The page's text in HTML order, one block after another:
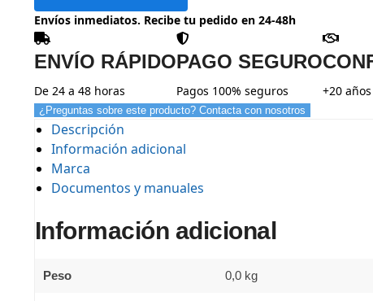
Envíos inmediatos. Recibe tu pedido en 24-48h
ENVÍO RÁPIDO
De 24 a 48 horas
PAGO SEGURO
Pagos 100% seguros +20
¿Preguntas sobre este producto? Contacta con nosotros
Descripción
Información adicional
Marca
Documentos y manuales
Información adicional
Peso 0,0 kg